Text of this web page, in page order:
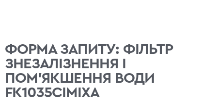
ФОРМА ЗАПИТУ: ФІЛЬТР
ЗНЕЗАЛІЗНЕННЯ І
ПОМ'ЯКШЕННЯ ВОДИ
FK1035CIMIXA